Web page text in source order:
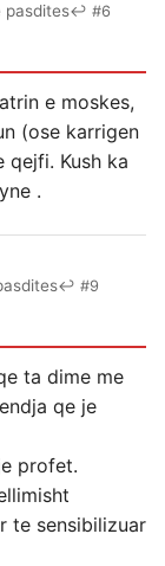
pasdites↩ #6
e moskes,
(ose karrigen
Kush ka
.
↩ #9
ta dime me
qe je
profet.
te sensibilizuar